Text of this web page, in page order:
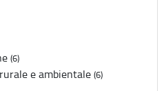
(6)
e ambientale (6)